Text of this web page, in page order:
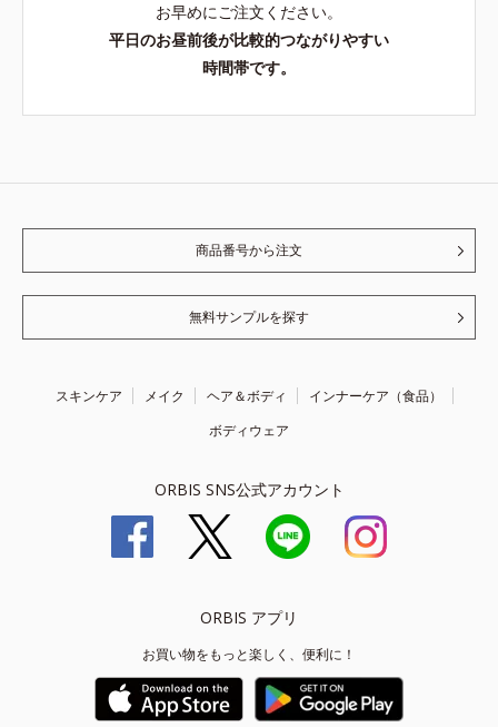
お早めにご注文ください。
平日のお昼前後が比較的つながりやすい
時間帯です。
商品番号から注文
無料サンプルを探す
スキンケア メイク ヘア＆ボディ
インナーケア（食品）
ボディウェア
ORBIS SNS公式アカウント
ORBIS アプリ
お買い物をもっと楽しく、便利に！